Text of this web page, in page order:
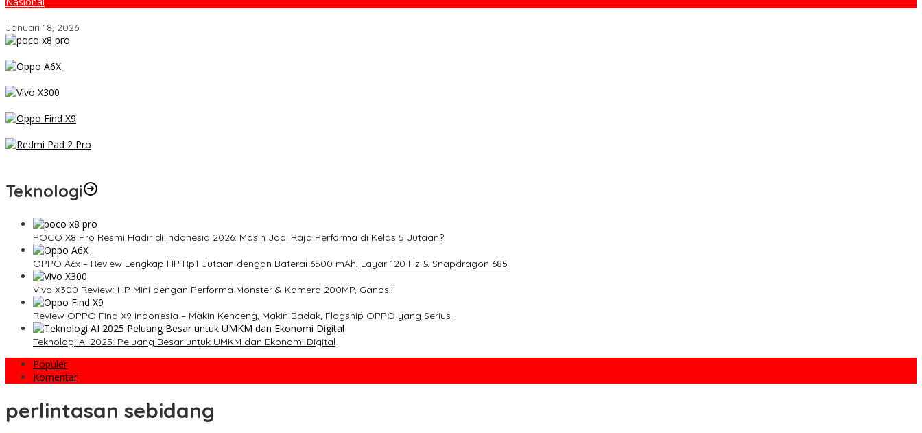
Januari 18, 2026
Teknologi
POCO X8 Pro Resmi Hadir di Indonesia 2026: Masih Jadi Raja Performa di Kelas 5 Jutaan?
OPPO A6x – Review Lengkap HP Rp1 Jutaan dengan Baterai 6500 mAh, Layar 120 Hz & Snapdragon 685
Vivo X300 Review: HP Mini dengan Performa Monster & Kamera 200MP, Ganas!!!
Review OPPO Find X9 Indonesia – Makin Kenceng, Makin Badak, Flagship OPPO yang Serius
Teknologi AI 2025: Peluang Besar untuk UMKM dan Ekonomi Digital
Populer
Komentar
perlintasan sebidang